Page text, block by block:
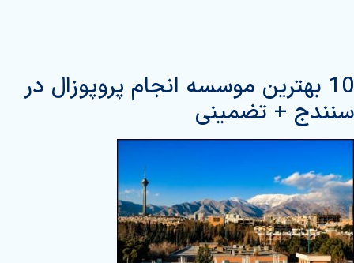
10 بهترین موسسه انجام پروپوزال در
سنندج + تضمینی